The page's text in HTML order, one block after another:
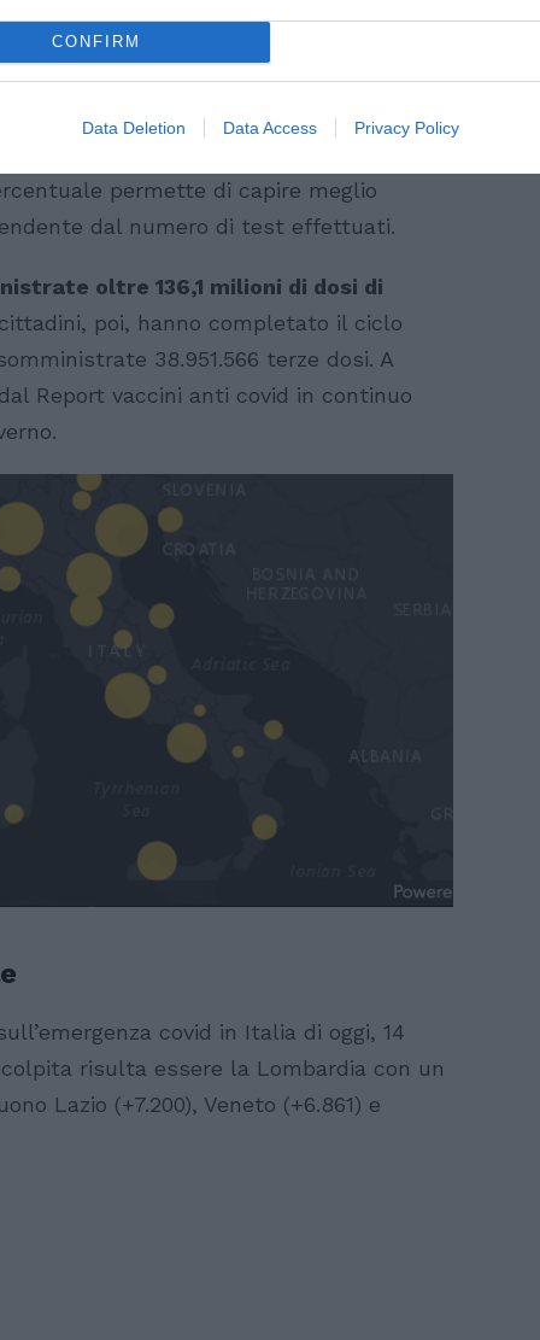
CONFIRM
Data Deletion Data Access Privacy Policy
aprile 2022
il bollettino sull’emergenza covid di
438.375 tamponi. Inoltre, il
tasso di
significa che ogni 100 tamponi, più di
permette di capire meglio
dal numero di test effettuati.
oltre 136,1 milioni di dosi di
poi, hanno completato il ciclo
38.951.566 terze dosi. A
Report vaccini anti covid in continuo
covid in Italia di oggi, 14
risulta essere la Lombardia con un
Lazio (+7.200), Veneto (+6.861) e